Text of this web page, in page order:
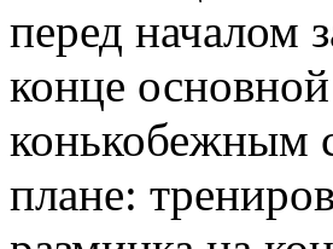
перед началом
конце
конькобежным
плане: